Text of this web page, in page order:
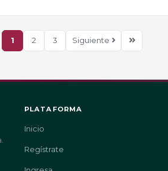
1 2 3 Siguiente
PLATAFORMA
Inicio
Regístrate